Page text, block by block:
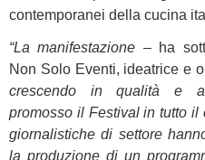
contemporanei della cucina
“La manifestazione – ha
Non Solo Eventi, ideatrice e
crescendo in qualità e
promosso il Festival in tutto il
giornalistiche di settore
la produzione di un